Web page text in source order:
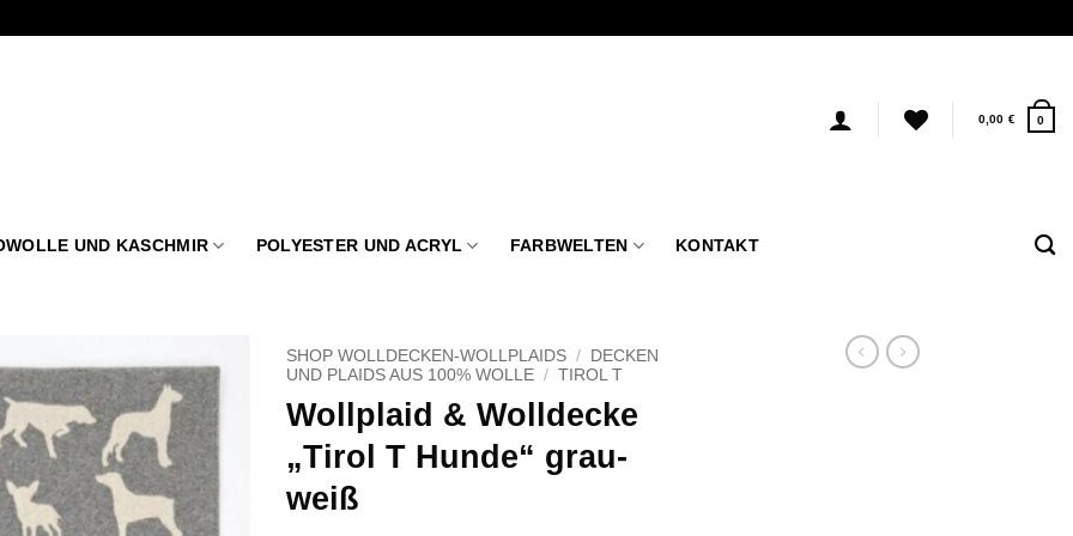
0,00 € 0
UND KASCHMIR POLYESTER UND ACRYL FARBWELTEN KONTAKT
Zu
Wunschliste
hinzufügen
SHOP WOLLDECKEN-WOLLPLAIDS /
DECKEN
UND PLAIDS AUS 100% WOLLE / TIROL T
Wollplaid & Wolldecke
„Tirol T Hunde“ grau-
weiß